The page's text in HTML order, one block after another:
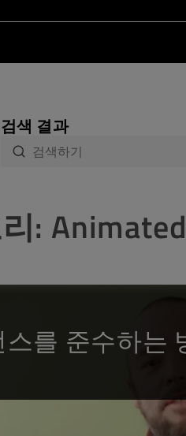
Dev Loop
검색 결과
:
를 준수하는